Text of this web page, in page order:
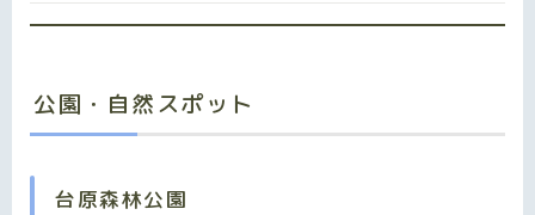
公園・自然スポット
台原森林公園